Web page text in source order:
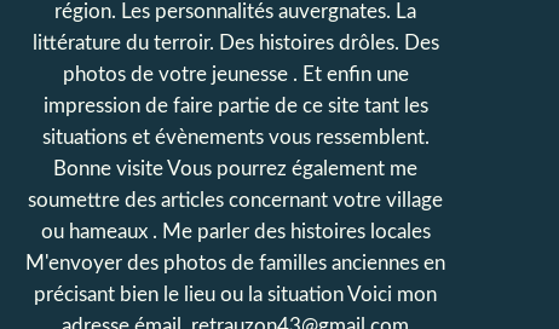
région. Les personnalités auvergnates. La
littérature du terroir. Des histoires drôles. Des
photos de votre jeunesse . Et enfin une
impression de faire partie de ce site tant les
situations et évènements vous ressemblent.
Bonne visite Vous pourrez également me
soumettre des articles concernant votre village
ou hameaux . Me parler des histoires locales
M'envoyer des photos de familles anciennes en
précisant bien le lieu ou la situation Voici mon